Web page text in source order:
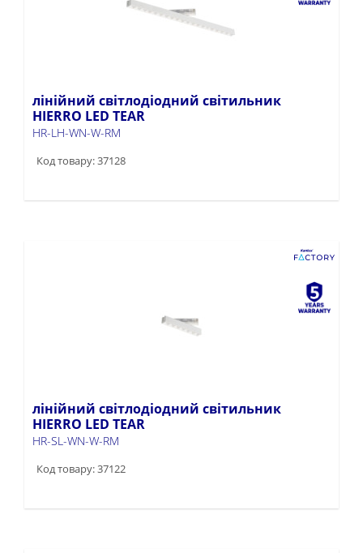
лінійний світлодіодний світильник
HIERRO LED TEAR
HR-LH-WN-W-RM
Код товару: 37128
лінійний світлодіодний світильник
HIERRO LED TEAR
HR-SL-WN-W-RM
Код товару: 37122